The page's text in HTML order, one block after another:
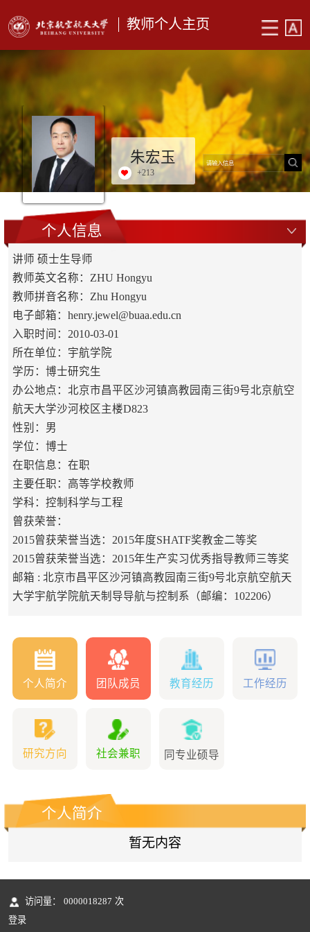
教师个人主页
朱宏玉
+213
个人信息
讲师 硕士生导师
教师英文名称：ZHU Hongyu
教师拼音名称：Zhu Hongyu
电子邮箱： henry.jewel@buaa.edu.cn
入职时间：2010-03-01
所在单位：宇航学院
学历：博士研究生
办公地点：北京市昌平区沙河镇高教园南三街9号北京航空
航天大学沙河校区主楼D823
性别：男
学位：博士
在职信息：在职
主要任职：高等学校教师
学科：控制科学与工程
曾获荣誉：
2015曾获荣誉当选：2015年度SHATF奖教金二等奖
2015曾获荣誉当选：2015年生产实习优秀指导教师三等奖
邮箱 : 北京市昌平区沙河镇高教园南三街9号北京航空航天
大学宇航学院航天制导导航与控制系（邮编：102206）
个人简介 团队成员 教育经历 工作经历
研究方向 社会兼职 同专业硕导
个人简介
暂无内容
访问量： 0000018287 次
登录